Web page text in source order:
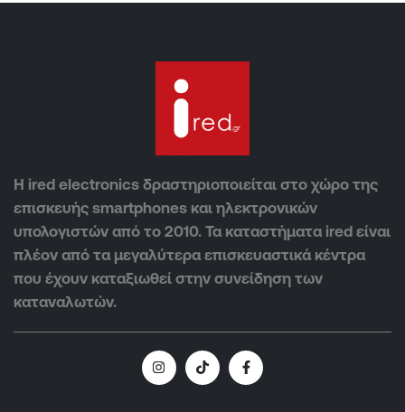
Η ired electronics δραστηριοποιείται στο χώρο της
επισκευής smartphones και ηλεκτρονικών
υπολογιστών από το 2010. Τα καταστήματα ired είναι
πλέον από τα μεγαλύτερα επισκευαστικά κέντρα
που έχουν καταξιωθεί στην συνείδηση των
καταναλωτών.